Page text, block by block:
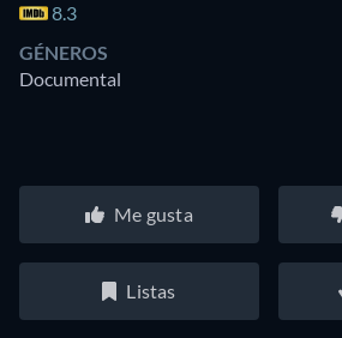
8.3
GÉNEROS
Documental
Me gusta
Listas